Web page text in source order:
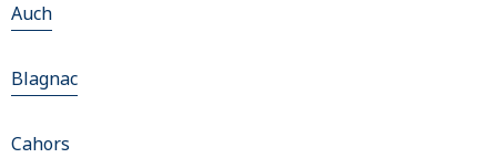
Auch
Blagnac
Cahors